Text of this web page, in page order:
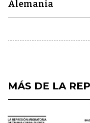
Alemania
MÁS DE LA